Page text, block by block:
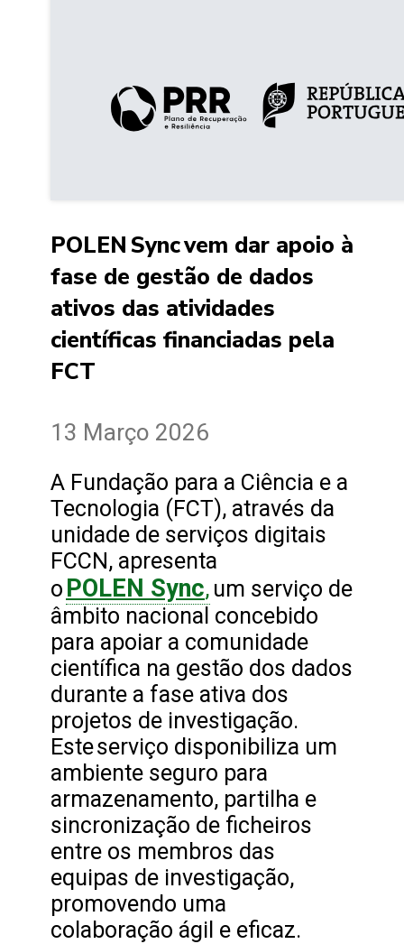
POLEN Sync vem dar apoio à
fase de gestão de dados
ativos das atividades
científicas financiadas pela
FCT
13 Março 2026
A Fundação para a Ciência e a
Tecnologia (FCT), através da
unidade de serviços digitais
FCCN, apresenta
o POLEN Sync, um serviço de
âmbito nacional concebido
para apoiar a comunidade
científica na gestão dos dados
durante a fase ativa dos
projetos de investigação.
Este serviço disponibiliza um
ambiente seguro para
armazenamento, partilha e
sincronização de ficheiros
entre os membros das
equipas de investigação,
promovendo uma
colaboração ágil e eficaz.